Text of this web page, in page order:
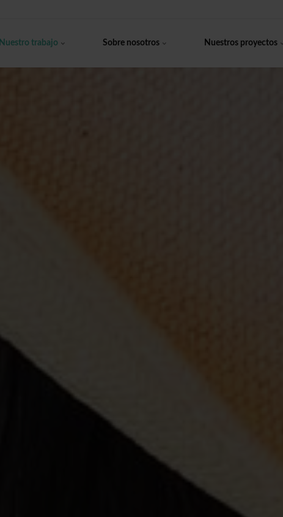
Nuestro trabajo Sobre nosotros Nuestros proyectos